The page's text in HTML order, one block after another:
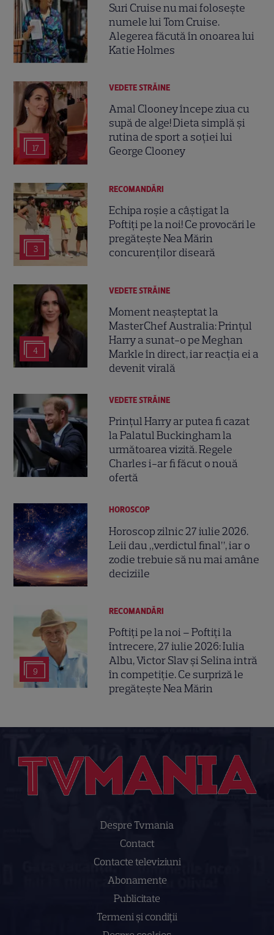
Suri Cruise nu mai folosește
numele lui Tom Cruise.
Alegerea făcută în onoarea lui
Katie Holmes
17
VEDETE STRĂINE
Amal Clooney începe ziua cu
supă de alge! Dieta simplă și
rutina de sport a soției lui
George Clooney
3
RECOMANDĂRI
Echipa roșie a câștigat la
Poftiți pe la noi! Ce provocări le
pregătește Nea Mărin
concurenților diseară
4
VEDETE STRĂINE
Moment neașteptat la
MasterChef Australia: Prințul
Harry a sunat-o pe Meghan
Markle în direct, iar reacția ei a
devenit virală
VEDETE STRĂINE
Prințul Harry ar putea fi cazat
la Palatul Buckingham la
următoarea vizită. Regele
Charles i-ar fi făcut o nouă
ofertă
HOROSCOP
Horoscop zilnic 27 iulie 2026.
Leii dau „verdictul final”, iar o
zodie trebuie să nu mai amâne
deciziile
9
RECOMANDĂRI
Poftiți pe la noi – Poftiți la
întrecere, 27 iulie 2026: Iulia
Albu, Victor Slav și Selina intră
în competiție. Ce surpriză le
pregătește Nea Mărin
Despre Tvmania
Contact
Contacte televiziuni
Abonamente
Publicitate
Termeni și condiții